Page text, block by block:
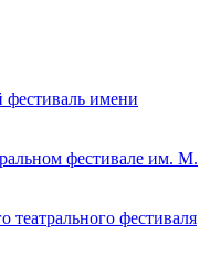
фестиваль имени
фестивале им. М.
театрального фестиваля